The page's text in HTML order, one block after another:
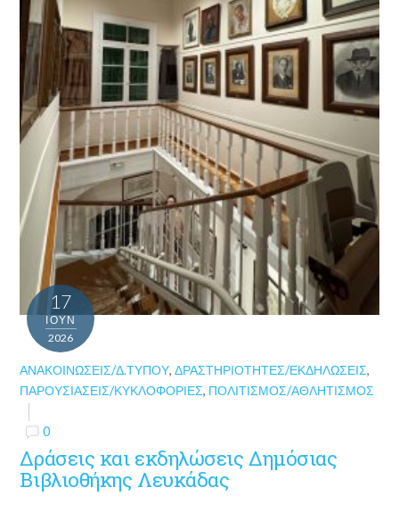
17
ΙΟΎΝ
2026
ΑΝΑΚΟΙΝΏΣΕΙΣ/Δ.ΤΎΠΟΥ,ΔΡΑΣΤΗΡΙΌΤΗΤΕΣ/ΕΚΔΗΛΏΣΕΙΣ,
ΠΑΡΟΥΣΙΆΣΕΙΣ/ΚΥΚΛΟΦΟΡΊΕΣ, ΠΟΛΙΤΙΣΜΌΣ/ΑΘΛΗΤΙΣΜΌΣ
0
Δράσεις και εκδηλώσεις Δημόσιας
Βιβλιοθήκης Λευκάδας